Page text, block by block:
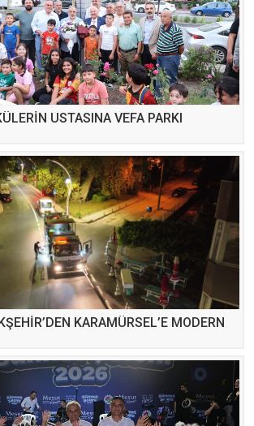
USTASINA VEFA PARKI
KARAMÜRSEL’E MODERN